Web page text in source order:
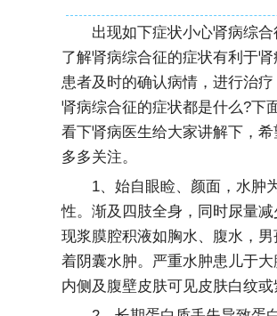
出现如下症状小心肾病综
了解肾病综合征的症状有利于肾
患者及时的确认病情，进行治疗
肾病综合征的症状都是什么?下
看下肾病医生给大家讲解下，希
多多关注。
1、始自眼睑、颜面，水肿
性。渐及四肢全身，同时尿量减
现浆膜腔积液如胸水、腹水，男
着阴囊水肿。严重水肿患儿于
内侧及腹壁皮肤可见皮肤白纹或